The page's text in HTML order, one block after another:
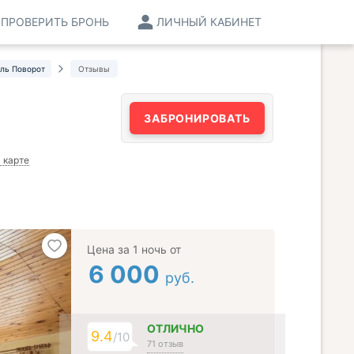
ЛИЧНЫЙ КАБИНЕТ
ПРОВЕРИТЬ БРОНЬ
Поворот Отзывы
карте
ЗАБРОНИРОВАТЬ
Цена за 1 ночь от
6 000 руб.
9.4/10
ОТЛИЧНО
71 отзыв